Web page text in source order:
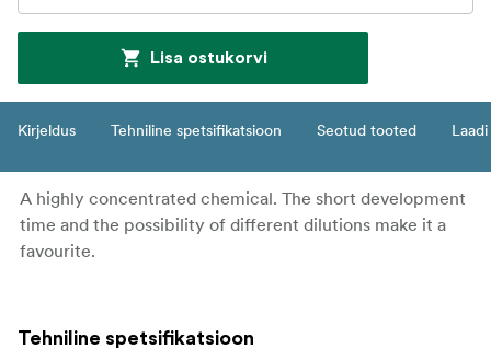
Lisa ostukorvi
Kirjeldus Tehniline spetsifikatsioon Seotud tooted
A highly concentrated chemical. The short development
time and the possibility of different dilutions make it a
favourite.
Tehniline spetsifikatsioon